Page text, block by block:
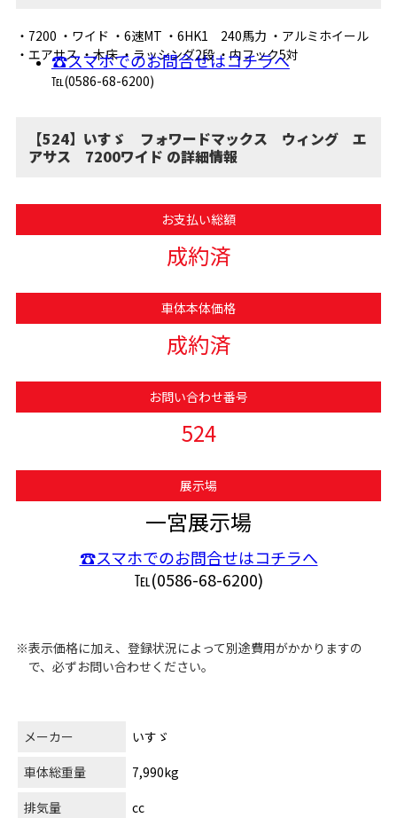
・7200 ・ワイド ・6速MT ・6HK1 240馬力 ・アルミホイール
・エアサス ・木床 ・ラッシング2段 ・内フック5対
☎スマホでのお問合せはコチラへ
℡(0586-68-6200)
【524】いすゞ フォワードマックス ウィング エ
アサス 7200ワイド の詳細情報
お支払い総額
成約済
車体本体価格
成約済
お問い合わせ番号
524
展示場
一宮展示場
☎スマホでのお問合せはコチラへ
℡(0586-68-6200)
※表示価格に加え、登録状況によって別途費用がかかりますの
で、必ずお問い合わせください。
メーカー
いすゞ
車体総重量
7,990kg
排気量
cc